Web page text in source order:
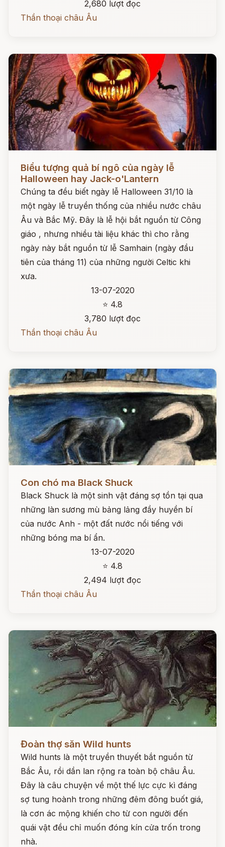
2,680 lượt đọc
Thần thoại châu Âu
Đọc ngay
Biểu tượng quả bí ngô của ngày lễ
Halloween hay Jack-o'Lantern
Chúng ta đều biết ngày lễ Halloween 31/10 là
một ngày lễ truyền thống của nhiều nước châu
Âu và Bắc Mỹ. Đây là lễ hội bắt nguồn từ Công
giáo , nhưng nhiều tài liệu khác thì cho rằng
ngày này bắt nguồn từ lễ Samhain (ngày đầu
tiên của tháng 11) của những người Celtic khi
xưa.
13-07-2020
⭐ 4.8
3,780 lượt đọc
Thần thoại châu Âu
Con chó ma Black Shuck
Black Shuck là một sinh vật đáng sợ tồn tại qua
những làn sương mù bảng lảng đầy huyền bí
của nước Anh - một đất nước nổi tiếng với
những bóng ma bí ẩn.
13-07-2020
⭐ 4.8
2,494 lượt đọc
Thần thoại châu Âu
Đoàn thợ săn Wild hunts
Wild hunts là một truyền thuyết bắt nguồn từ
Bắc Âu, rồi dần lan rộng ra toàn bộ châu Âu.
Đây là câu chuyện về một thế lực cực kì đáng
sợ tung hoành trong những đêm đông buốt giá,
là cơn ác mộng khiến cho từ con người đến
quái vật đều chỉ muốn đóng kín cửa trốn trong
nhà.